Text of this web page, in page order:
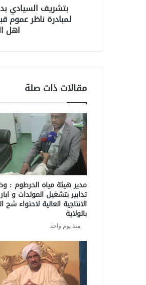
بتشريف السيادي
لمبادرة ناظر عموم
اهل
مقالات ذات صلة
مدير هيئة مياه الخرطوم :
تدابير بتشغيل المولدات و ابار
الانتاجية العالية لاحتواء شح
بالولاية
منذ يوم واحد